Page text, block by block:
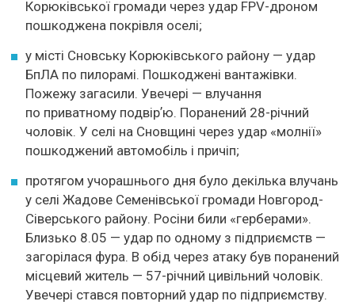
Корюківської громади через удар FPV-дроном
пошкоджена покрівля оселі;
у місті Сновську Корюківського району — удар
БпЛА по пилорамі. Пошкоджені вантажівки.
Пожежу загасили. Увечері — влучання
по приватному подвірʼю. Поранений 28-річний
чоловік. У селі на Сновщині через удар «молнії»
пошкоджений автомобіль і причіп;
протягом учорашнього дня було декілька влучань
у селі Жадове Семенівської громади Новгород-
Сіверського району. Росіни били «герберами».
Близько 8.05 — удар по одному з підприємств —
загорілася фура. В обід через атаку був поранений
місцевий житель — 57-річний цивільний чоловік.
Увечері стався повторний удар по підприємству.